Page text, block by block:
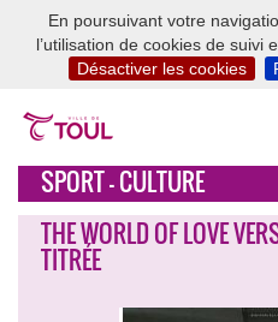
En poursuivant votre
l’utilisation de cookies de suivi
Désactiver les cookies
SPORT - CULTURE
THE WORLD OF LOVE
TITRÉE